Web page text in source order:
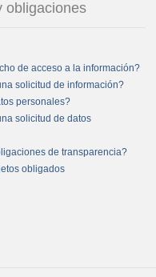
obligaciones
de acceso a la información?
solicitud de información?
personales?
solicitud de datos
de transparencia?
obligados